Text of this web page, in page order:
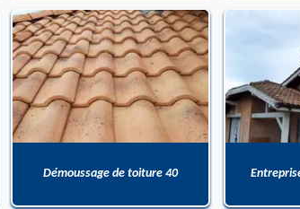
Démoussage de toiture 40